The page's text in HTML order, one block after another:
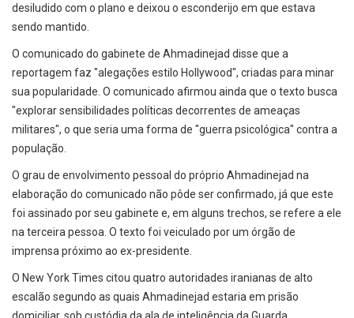
desiludido com o plano e deixou o esconderijo em que estava
sendo mantido.
O comunicado do gabinete de Ahmadinejad disse que a
reportagem faz "alegações estilo Hollywood", criadas para minar
sua popularidade. O comunicado afirmou ainda que o texto busca
"explorar sensibilidades políticas decorrentes de ameaças
militares", o que seria uma forma de "guerra psicológica" contra a
população.
O grau de envolvimento pessoal do próprio Ahmadinejad na
elaboração do comunicado não pôde ser confirmado, já que este
foi assinado por seu gabinete e, em alguns trechos, se refere a ele
na terceira pessoa. O texto foi veiculado por um órgão de
imprensa próximo ao ex-presidente.
O New York Times citou quatro autoridades iranianas de alto
escalão segundo as quais Ahmadinejad estaria em prisão